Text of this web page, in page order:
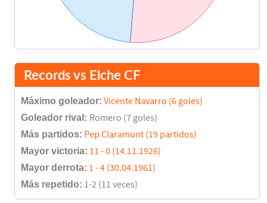
Records vs Elche CF
Máximo goleador: Vicente Navarro (6 goles)
Goleador rival: Romero (7 goles)
Más partidos: Pep Claramunt (19 partidos)
Mayor victoria: 11 - 0 (14.11.1926)
Mayor derrota: 1 - 4 (30.04.1961)
Más repetido: 1-2 (11 veces)